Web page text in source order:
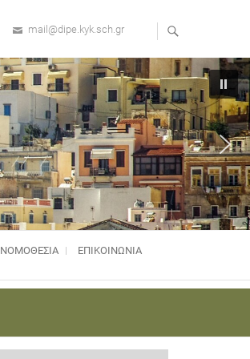
mail@dipe.kyk.sch.gr
ΝΟΜΟΘΕΣΊΑ ΕΠΙΚΟΙΝΩΝΙΑ